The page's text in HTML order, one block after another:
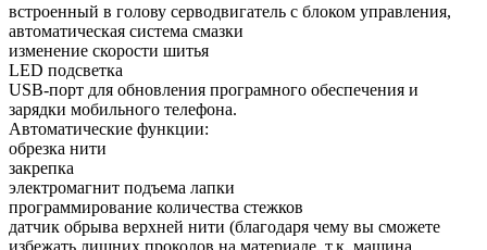
встроенный в голову серводвигатель с блоком управления,
автоматическая система смазки
изменение скорости шитья
LED подсветка
USB-порт для обновления програмного обеспечения и
зарядки мобильного телефона.
Автоматические функции:
обрезка нити
закрепка
электромагнит подъема лапки
программирование количества стежков
датчик обрыва верхней нити (благодаря чему вы сможете
избежать лишних проколов на материале, т.к. машина